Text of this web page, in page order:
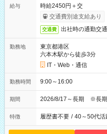
給与
時給2450円＋交
交通費別途支給あり
交通費 出社時の通勤交
勤務地
東京都港区
六本木駅から徒歩3分
IT・Web・通信
勤務時間 9:00～16:00
期間 2026/8/17～長期 ※長
特徴 履歴書不要 / 40～50代活